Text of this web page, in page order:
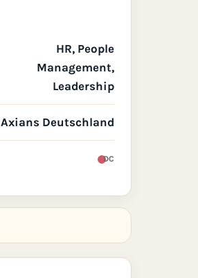
HR, People
Management,
Leadership
Axians Deutschland
DC